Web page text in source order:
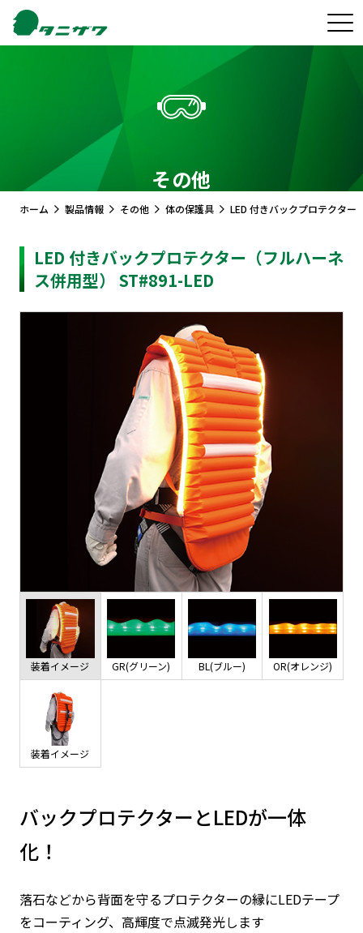
その他
ホーム 製品情報 その他 体の保護具 LED 付きバックプロテクター
LED 付きバックプロテクター（フルハーネ
ス併用型） ST#891-LED
装着イメージ GR(グリーン) BL(ブルー) OR(オレンジ)
装着イメージ
バックプロテクターとLEDが一体
化！
落石などから背面を守るプロテクターの縁にLEDテープ
をコーティング、高輝度で点滅発光します